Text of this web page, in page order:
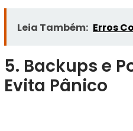
Leia Também: Erros
5. Backups e
Evita Pânico